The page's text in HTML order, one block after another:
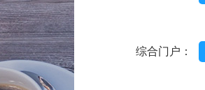
综合门户：